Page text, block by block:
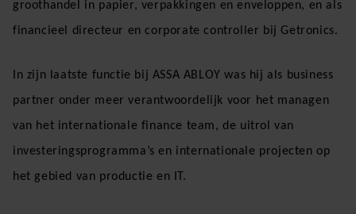
groothandel in papier, verpakkingen en enveloppen, en als
financieel directeur en corporate controller bij Getronics.
In zijn laatste functie bij ASSA ABLOY was hij als business
partner onder meer verantwoordelijk voor het managen
van het internationale finance team, de uitrol van
investeringsprogramma’s en internationale projecten op
het gebied van productie en IT.